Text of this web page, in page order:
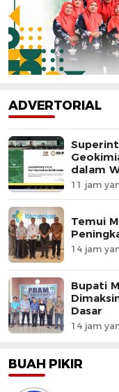
ADVERTORIAL
dalam
11 jam
Temui
14 jam
Bupati
Dasar
14 jam
BUAH PIKIR